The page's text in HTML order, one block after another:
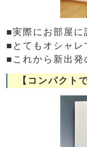
■実際にお部屋に
■とてもオシャレ
■これから新出発
【コンパクト